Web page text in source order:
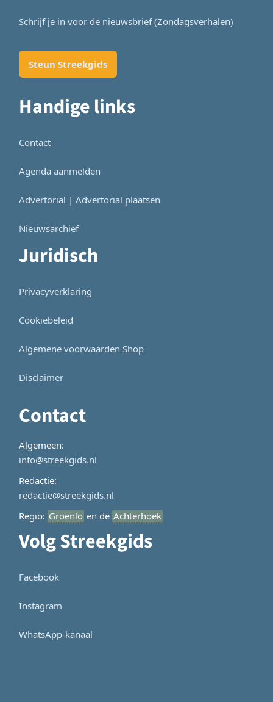
Schrijf je in voor de nieuwsbrief (Zondagsverhalen)
Steun Streekgids
Handige links
Contact
Agenda aanmelden
Advertorial | Advertorial plaatsen
Nieuwsarchief
Juridisch
Privacyverklaring
Cookiebeleid
Algemene voorwaarden Shop
Disclaimer
Contact
Algemeen:
info@streekgids.nl
Redactie:
redactie@streekgids.nl
Regio: Groenlo en de Achterhoek
Volg Streekgids
Facebook
Instagram
WhatsApp-kanaal